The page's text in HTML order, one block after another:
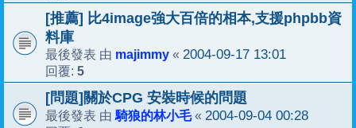
[推薦] 比4image強大百倍的相本,支援phpbb資
料庫
最後發表 由 majimmy « 2004-09-17 13:01
回覆: 5
[問題]關於CPG 安裝時候的問題
最後發表 由 騎狼的林小毛« 2004-09-04 00:28